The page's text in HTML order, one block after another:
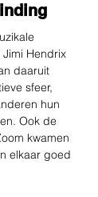
Hendrix
daaruit
sfeer,
hun
Ook de
kwamen
elkaar goed